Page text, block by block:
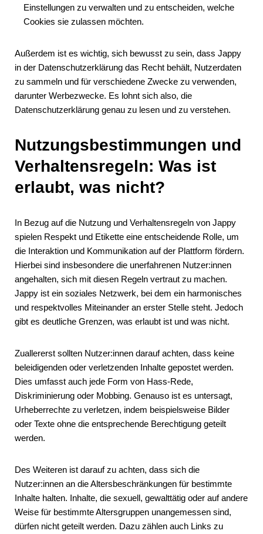
Einstellungen zu verwalten und zu entscheiden, welche
Cookies sie zulassen möchten.
Außerdem ist es wichtig, sich bewusst zu sein, dass Jappy
in der Datenschutzerklärung das Recht behält, Nutzerdaten
zu sammeln und für verschiedene Zwecke zu verwenden,
darunter Werbezwecke. Es lohnt sich also, die
Datenschutzerklärung genau zu lesen und zu verstehen.
Nutzungsbestimmungen und
Verhaltensregeln: Was ist
erlaubt, was nicht?
In Bezug auf die Nutzung und Verhaltensregeln von Jappy
spielen Respekt und Etikette eine entscheidende Rolle, um
die Interaktion und Kommunikation auf der Plattform fördern.
Hierbei sind insbesondere die unerfahrenen Nutzer:innen
angehalten, sich mit diesen Regeln vertraut zu machen.
Jappy ist ein soziales Netzwerk, bei dem ein harmonisches
und respektvolles Miteinander an erster Stelle steht. Jedoch
gibt es deutliche Grenzen, was erlaubt ist und was nicht.
Zuallererst sollten Nutzer:innen darauf achten, dass keine
beleidigenden oder verletzenden Inhalte gepostet werden.
Dies umfasst auch jede Form von Hass-Rede,
Diskriminierung oder Mobbing. Genauso ist es untersagt,
Urheberrechte zu verletzen, indem beispielsweise Bilder
oder Texte ohne die entsprechende Berechtigung geteilt
werden.
Des Weiteren ist darauf zu achten, dass sich die
Nutzer:innen an die Altersbeschränkungen für bestimmte
Inhalte halten. Inhalte, die sexuell, gewalttätig oder auf andere
Weise für bestimmte Altersgruppen unangemessen sind,
dürfen nicht geteilt werden. Dazu zählen auch Links zu